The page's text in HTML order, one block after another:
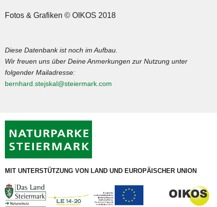
Fotos & Grafiken © OIKOS 2018
Diese Datenbank ist noch im Aufbau.
Wir freuen uns über Deine Anmerkungen zur Nutzung unter
folgender Mailadresse:
bernhard.stejskal@steiermark.com
MIT UNTERSTÜTZUNG VON LAND UND EUROPÄISCHER UNION